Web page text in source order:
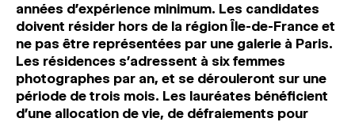
années d’expérience minimum. Les candidates
doivent résider hors de la région Île-de-France et
ne pas être représentées par une galerie à Paris.
Les résidences s’adressent à six femmes
photographes par an, et se dérouleront sur une
période de trois mois. Les lauréates bénéficient
d’une allocation de vie, de défraiements pour